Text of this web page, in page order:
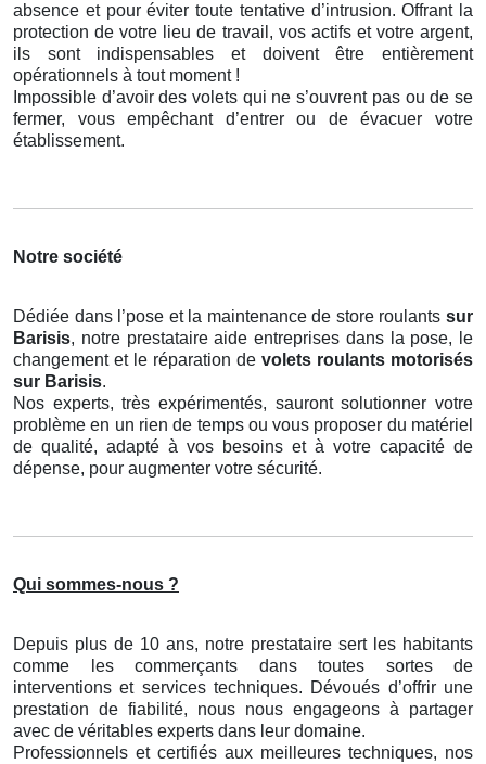
absence et pour éviter toute tentative d’intrusion. Offrant la
protection de votre lieu de travail, vos actifs et votre argent,
ils sont indispensables et doivent être entièrement
opérationnels à tout moment !
Impossible d’avoir des volets qui ne s’ouvrent pas ou de se
fermer, vous empêchant d’entrer ou de évacuer votre
établissement.
Notre société
Dédiée dans l’pose et la maintenance de store roulants sur
Barisis, notre prestataire aide entreprises dans la pose, le
changement et le réparation de volets roulants motorisés
sur Barisis.
Nos experts, très expérimentés, sauront solutionner votre
problème en un rien de temps ou vous proposer du matériel
de qualité, adapté à vos besoins et à votre capacité de
dépense, pour augmenter votre sécurité.
Qui sommes-nous ?
Depuis plus de 10 ans, notre prestataire sert les habitants
comme les commerçants dans toutes sortes de
interventions et services techniques. Dévoués d’offrir une
prestation de fiabilité, nous nous engageons à partager
avec de véritables experts dans leur domaine.
Professionnels et certifiés aux meilleures techniques, nos